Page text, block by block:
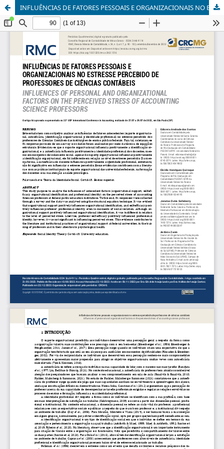
INFLUÊNCIAS DE FATORES PESSOAIS E ORGANIZACIONAIS NO ESTRESSE PERCEBIDO DE PROFESSORES DE CIÊNCIAS CONTÁBEIS